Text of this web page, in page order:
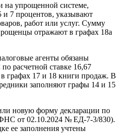
на упрощенной системе,
7 процентов, указывают
работ или услуг. Сумму
отражают в графах 18а
агенты обязаны
расчетной ставке 16,67
графах 17 и 18 книги продаж. В
заполняют графы 14 и 15
новую форму декларации по
от 02.10.2024 № ЕД-7-3/830).
ее заполнения учтены